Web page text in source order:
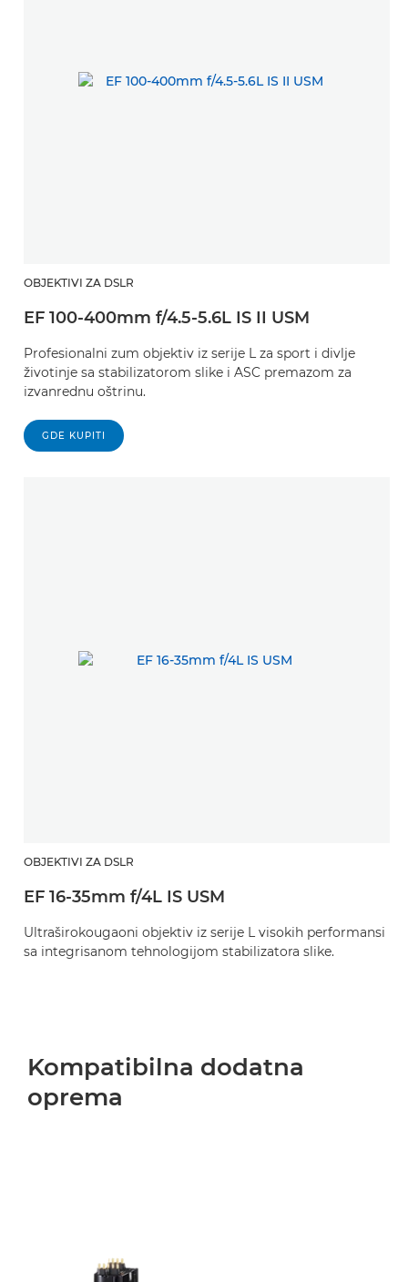
OBJEKTIVI ZA DSLR
EF 100-400mm f/4.5-5.6L IS II USM
Profesionalni zum objektiv iz serije L za sport i divlje
životinje sa stabilizatorom slike i ASC premazom za
izvanrednu oštrinu.
GDE KUPITI
OBJEKTIVI ZA DSLR
EF 16-35mm f/4L IS USM
Ultraširokougaoni objektiv iz serije L visokih performansi
sa integrisanom tehnologijom stabilizatora slike.
Kompatibilna dodatna
oprema